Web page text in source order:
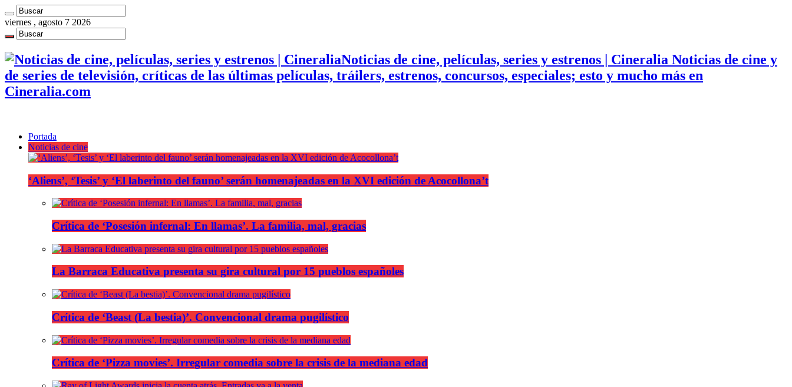
viernes , agosto 7 2026
Noticias de cine, películas, series y estrenos | Cineralia Noticias de cine y
de series de televisión, críticas de las últimas películas, tráilers, estrenos, concursos, especiales; esto y mucho más en
Cineralia.com
Portada
Noticias de cine
‘Aliens’, ‘Tesis’ y ‘El laberinto del fauno’ serán homenajeadas en la XVI edición de Acocollona’t
Crítica de ‘Posesión infernal: En llamas’. La familia, mal, gracias
La Barraca Educativa presenta su gira cultural por 15 pueblos españoles
Crítica de ‘Beast (La bestia)’. Convencional drama pugilístico
Crítica de ‘Pizza movies’. Irregular comedia sobre la crisis de la mediana edad